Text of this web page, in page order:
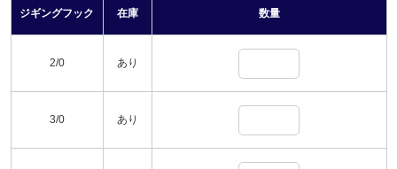
ジギングフック 在庫 数量
2/0 あり
3/0 あり